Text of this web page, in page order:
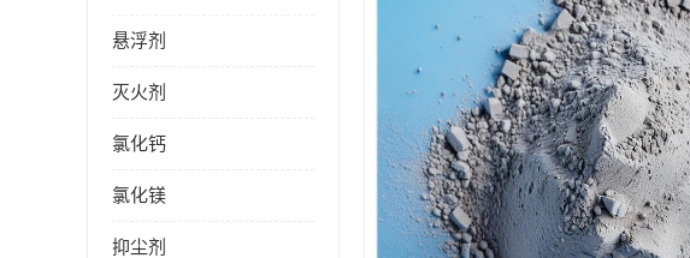
悬浮剂
灭火剂
氯化钙
氯化镁
抑尘剂